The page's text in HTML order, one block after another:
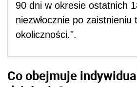
90 dni w okresie ostatnich
niezwłocznie po zaistnieniu
okoliczności.".
Co obejmuje